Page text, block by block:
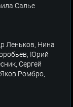
Салье
Леньков, Нина
Юрий
Сергей
Ромбро,